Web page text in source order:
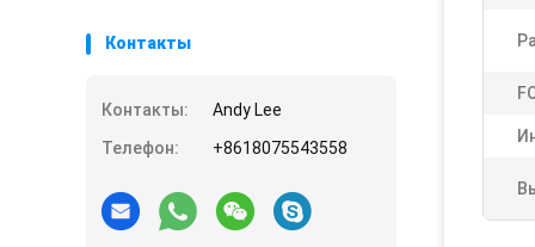
Контакты
Контакты:
Andy Lee
Телефон:
+8618075543558